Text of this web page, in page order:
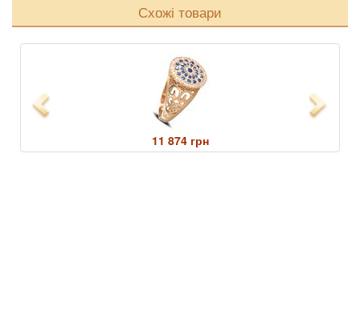
Схожі товари
Previous
11 874 грн
Next